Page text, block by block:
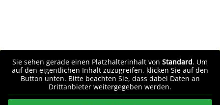
Sie sehen gerade einen Platzhalterinhalt von Standard. Um
auf den eigentlichen Inhalt zuzugreifen, klicken Sie auf den
Button unten. Bitte beachten Sie, dass dabei Daten an
Drittanbieter weitergegeben werden.